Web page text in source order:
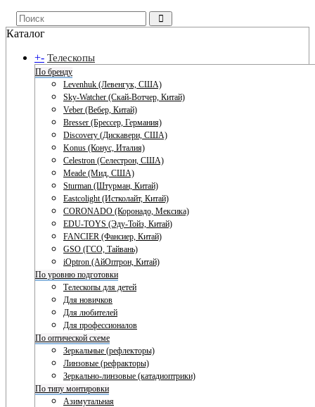
Каталог
+- Телескопы
По бренду
Levenhuk (Левенгук, США)
Sky-Watcher (Скай-Вотчер, Китай)
Veber (Вебер, Китай)
Bresser (Брессер, Германия)
Discovery (Дискавери, США)
Konus (Конус, Италия)
Celestron (Селестрон, США)
Meade (Мид, США)
Sturman (Штурман, Китай)
Eastcolight (Истколайт, Китай)
CORONADO (Коронадо, Мексика)
EDU-TOYS (Эду-Тойз, Китай)
FANCIER (Фансиер, Китай)
GSO (ГСО, Тайвань)
iOptron (АйОптрон, Китай)
По уровню подготовки
Телескопы для детей
Для новичков
Для любителей
Для профессионалов
По оптической схеме
Зеркальные (рефлекторы)
Линзовые (рефракторы)
Зеркально-линзовые (катадиоптрики)
По типу монтировки
Азимутальная